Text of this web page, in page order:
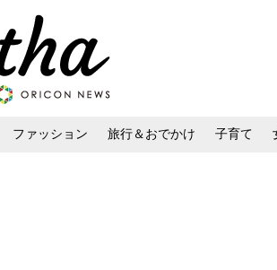
ファッション 旅行＆おでかけ 子育て